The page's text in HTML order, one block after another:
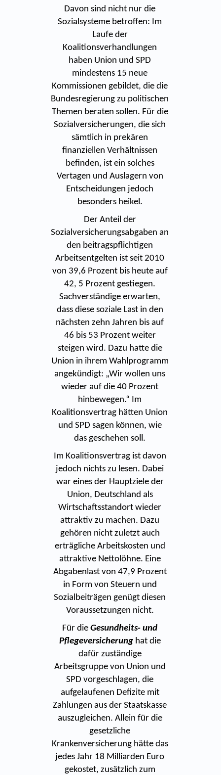
Davon sind nicht nur die
Sozialsysteme betroffen: Im
Laufe der
Koalitionsverhandlungen
haben Union und SPD
mindestens 15 neue
Kommissionen gebildet, die die
Bundesregierung zu politischen
Themen beraten sollen. Für die
Sozialversicherungen, die sich
sämtlich in prekären
finanziellen Verhältnissen
befinden, ist ein solches
Vertagen und Auslagern von
Entscheidungen jedoch
besonders heikel.
Der Anteil der
Sozialversicherungsabgaben an
den beitragspflichtigen
Arbeitsentgelten ist seit 2010
von 39,6 Prozent bis heute auf
42, 5 Prozent gestiegen.
Sachverständige erwarten,
dass diese soziale Last in den
nächsten zehn Jahren bis auf
46 bis 53 Prozent weiter
steigen wird. Dazu hatte die
Union in ihrem Wahlprogramm
angekündigt: „Wir wollen uns
wieder auf die 40 Prozent
hinbewegen.“ Im
Koalitionsvertrag hätten Union
und SPD sagen können, wie
das geschehen soll.
Im Koalitionsvertrag ist davon
jedoch nichts zu lesen. Dabei
war eines der Hauptziele der
Union, Deutschland als
Wirtschaftsstandort wieder
attraktiv zu machen. Dazu
gehören nicht zuletzt auch
erträgliche Arbeitskosten und
attraktive Nettolöhne. Eine
Abgabenlast von 47,9 Prozent
in Form von Steuern und
Sozialbeiträgen genügt diesen
Voraussetzungen nicht.
Für die Gesundheits- und
Pflegeversicherunghat die
dafür zuständige
Arbeitsgruppe von Union und
SPD vorgeschlagen, die
aufgelaufenen Defizite mit
Zahlungen aus der Staatskasse
auszugleichen. Allein für die
gesetzliche
Krankenversicherung hätte das
jedes Jahr 18 Milliarden Euro
gekostet, zusätzlich zum